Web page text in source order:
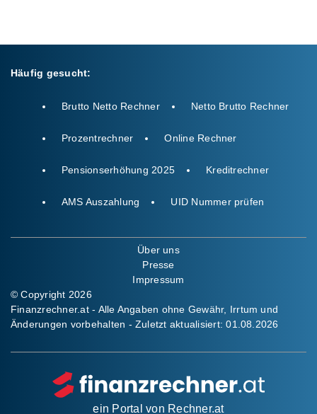
Häufig gesucht:
Brutto Netto Rechner Netto Brutto Rechner
Prozentrechner Online Rechner
Pensionserhöhung 2025 Kreditrechner
AMS Auszahlung UID Nummer prüfen
Über uns
Presse
Impressum
© Copyright 2026
Finanzrechner.at - Alle Angaben ohne Gewähr, Irrtum und
Änderungen vorbehalten - Zuletzt aktualisiert:01.08.2026
ein Portal von Rechner.at